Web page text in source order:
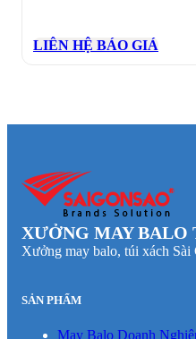
LIÊN HỆ BÁO GIÁ
XƯỞNG MAY BALO
Xưởng may balo, túi xách Sài
SẢN PHẨM
May Balo Doanh